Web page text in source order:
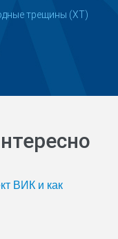
трещины (ХТ)
ВИК и как